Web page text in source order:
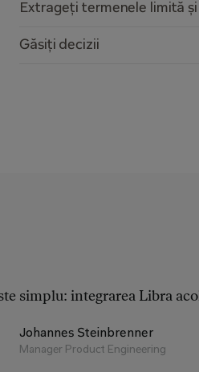
Extrageți termenele limită
Găsiți decizii
Johannes Steinbrenner
Manager Product Engineering
simplu: integrarea Libra